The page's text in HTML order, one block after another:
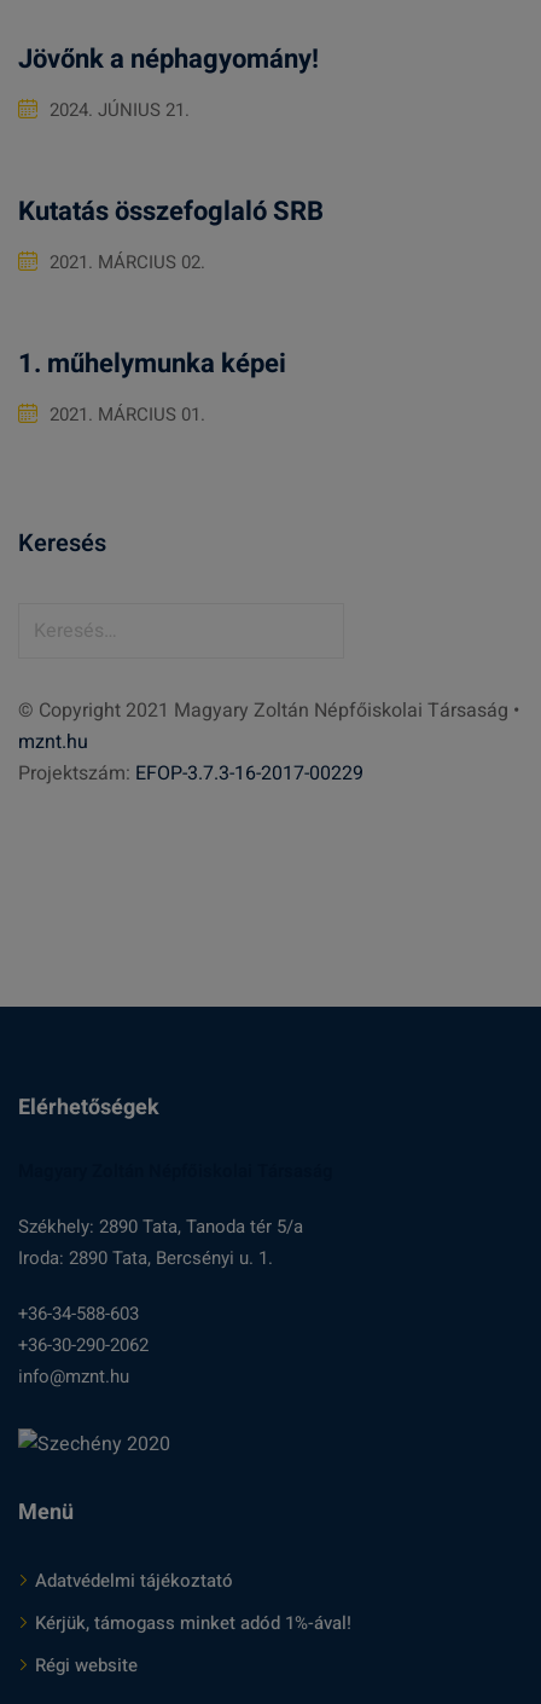
Jövőnk a néphagyomány!
2024. JÚNIUS 21.
Kutatás összefoglaló SRB
2021. MÁRCIUS 02.
1. műhelymunka képei
2021. MÁRCIUS 01.
Keresés
e
s
é
© Copyright 2021 Magyary Zoltán Népfőiskolai Társaság •
mznt.hu
Projektszám: EFOP-3.7.3-16-2017-00229
Elérhetőségek
Székhely: 2890 Tata, Tanoda tér 5/a
Iroda: 2890 Tata, Bercsényi u. 1.
+36-34-588-603
+36-30-290-2062
info@mznt.hu
Menü
Adatvédelmi tájékoztató
Kérjük, támogass minket adód 1%-ával!
Régi website